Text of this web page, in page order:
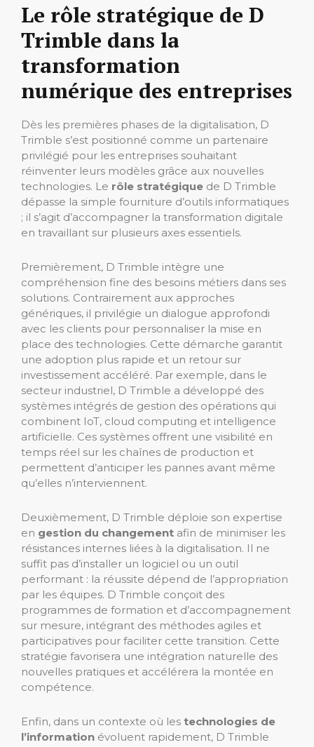
Le rôle stratégique de D
Trimble dans la
transformation
numérique des entreprises
Dès les premières phases de la digitalisation, D
Trimble s’est positionné comme un partenaire
privilégié pour les entreprises souhaitant
réinventer leurs modèles grâce aux nouvelles
technologies. Le rôle stratégique de D Trimble
dépasse la simple fourniture d’outils informatiques
; il s’agit d’accompagner la transformation digitale
en travaillant sur plusieurs axes essentiels.
Premièrement, D Trimble intègre une
compréhension fine des besoins métiers dans ses
solutions. Contrairement aux approches
génériques, il privilégie un dialogue approfondi
avec les clients pour personnaliser la mise en
place des technologies. Cette démarche garantit
une adoption plus rapide et un retour sur
investissement accéléré. Par exemple, dans le
secteur industriel, D Trimble a développé des
systèmes intégrés de gestion des opérations qui
combinent IoT, cloud computing et intelligence
artificielle. Ces systèmes offrent une visibilité en
temps réel sur les chaînes de production et
permettent d’anticiper les pannes avant même
qu’elles n’interviennent.
Deuxièmement, D Trimble déploie son expertise
en gestion du changement afin de minimiser les
résistances internes liées à la digitalisation. Il ne
suffit pas d’installer un logiciel ou un outil
performant : la réussite dépend de l’appropriation
par les équipes. D Trimble conçoit des
programmes de formation et d’accompagnement
sur mesure, intégrant des méthodes agiles et
participatives pour faciliter cette transition. Cette
stratégie favorisera une intégration naturelle des
nouvelles pratiques et accélérera la montée en
compétence.
Enfin, dans un contexte où les technologies de
l’information évoluent rapidement, D Trimble